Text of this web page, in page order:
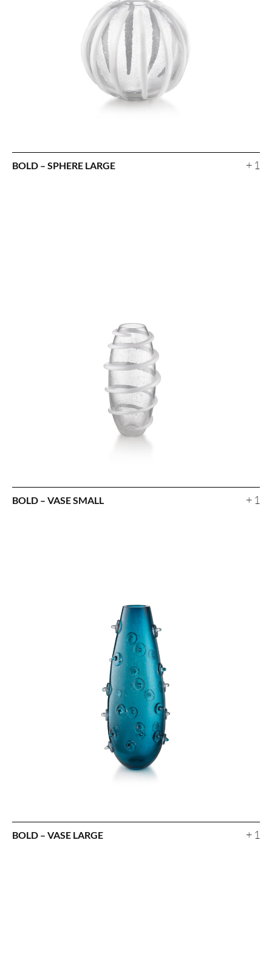
BOLD – SPHERE LARGE + 1
BOLD – VASE SMALL + 1
BOLD – VASE LARGE + 1